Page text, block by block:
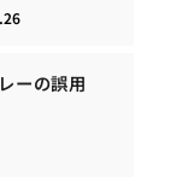
ーの誤用